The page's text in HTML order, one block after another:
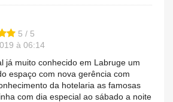
5 / 5
à 06:14
já muito conhecido em Labruge um
espaço com nova gerência com
da hotelaria as famosas
com dia especial ao sábado a noite